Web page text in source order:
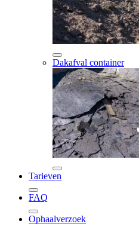
Dakafval container
Tarieven
FAQ
Ophaalverzoek